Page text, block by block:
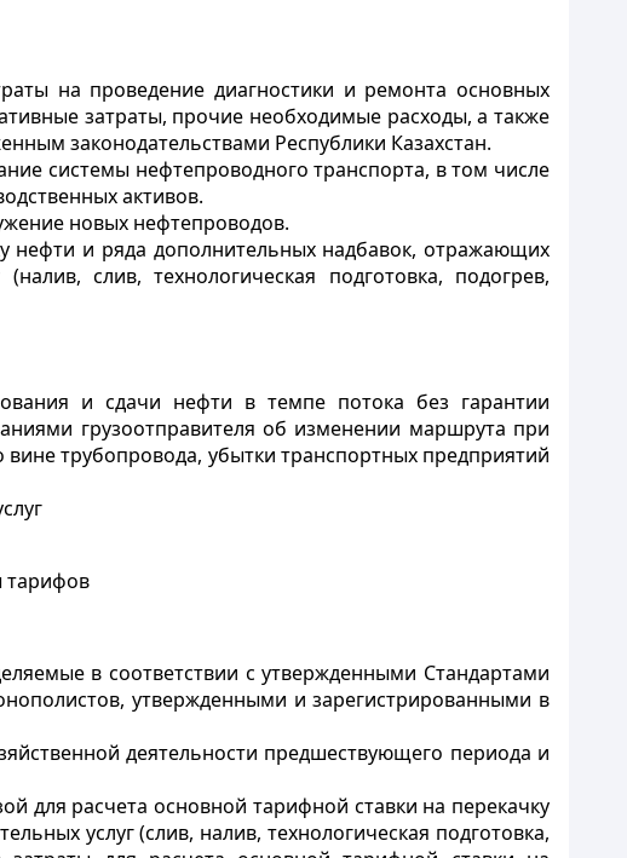
на проведение диагностики и ремонта основных
затраты, прочие необходимые расходы, а также
законодательствами Республики Казахстан.
системы нефтепроводного транспорта, в том числе
активов.
новых нефтепроводов.
нефти и ряда дополнительных надбавок, отражающих
слив, технологическая подготовка, подогрев,
и сдачи нефти в темпе потока без гарантии
грузоотправителя об изменении маршрута при
вине трубопровода, убытки транспортных предприятий
тарифов
в соответствии с утвержденными Стандартами
утвержденными и зарегистрированными в
деятельности предшествующего периода и
для расчета основной тарифной ставки на перекачку
услуг (слив, налив, технологическая подготовка,